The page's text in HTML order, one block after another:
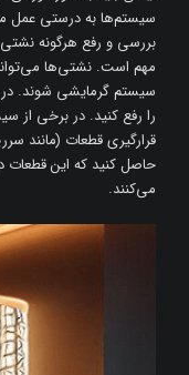
سیستم‌ها به درستی عمل
بررسی و رفع هرگونه
مهم است. نشتی‌ها
سیستم گرمایشی شوند.
را رفع کنید. در برخی از
قرارگیری قطعات (مانند
حاصل کنید که این قطعات
می‌کنند.